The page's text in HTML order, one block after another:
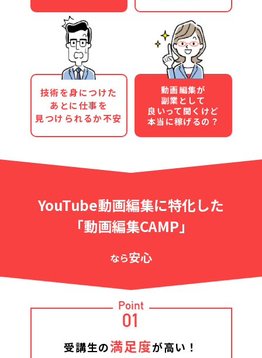
技術を身につけた
あとに仕事を
見つけられるか不安
動画編集が
副業として
良いって聞くけど
本当に稼げるの？
YouTube動画編集に特化した
「動画編集CAMP」
なら安心
Point
01
受講生の満足度が高い！